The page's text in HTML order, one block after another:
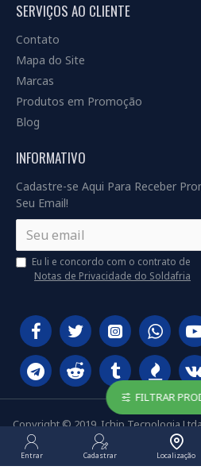
SERVIÇOS AO CLIENTE
Contato
Mapa do Site
Marcas
Produtos em Promoção
Blog
INFORMATIVO
Cadastre-se Aqui Para Receber
Seu Email!
Eu li e concordo com o contrato de
Notas de Privacidade do Soldafria
Copyright © 2019, Ichip Tecnologia Ltda
Entrar Cadastrar Localização
FILTRAR